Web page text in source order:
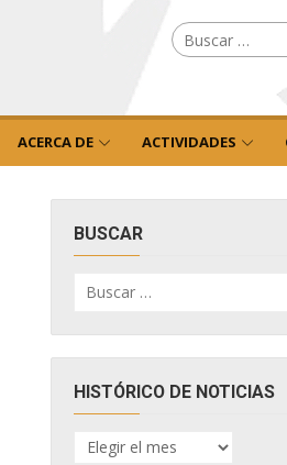
Buscar
por:
ACERCA DE ACTIVIDADES
BUSCAR
por:
HISTÓRICO DE NOTICIAS
HISTÓRICO
DE